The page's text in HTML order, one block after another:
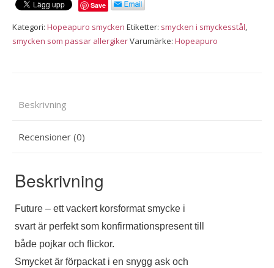
svart
mängd
Save
Kategori: Hopeapuro smycken Etiketter: smycken i smyckesstål,
smycken som passar allergikerVarumärke: Hopeapuro
Beskrivning
Recensioner (0)
Beskrivning
Future – ett vackert korsformat smycke i
svart är perfekt som konfirmationspresent till
både pojkar och flickor.
Smycket är förpackat i en snygg ask och